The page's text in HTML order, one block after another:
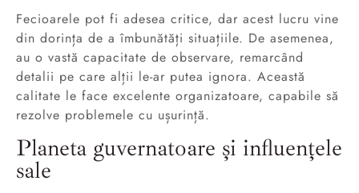
Fecioarele pot fi adesea critice, dar acest lucru vine
din dorința de a îmbunătăți situațiile. De asemenea,
au o vastă capacitate de observare, remarcând
detalii pe care alții le-ar putea ignora. Această
calitate le face excelente organizatoare, capabile să
rezolve problemele cu ușurință.
Planeta guvernatoare și influențele
sale